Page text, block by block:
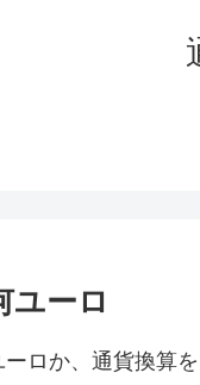
ユーロ
ロか、通貨換算を